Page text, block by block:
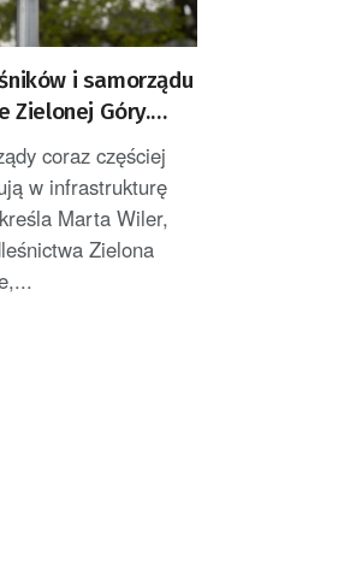
i samorządu
Zielonej Góry.
rowerowe
coraz częściej
w infrastrukturę
Marta Wiler,
Zielona